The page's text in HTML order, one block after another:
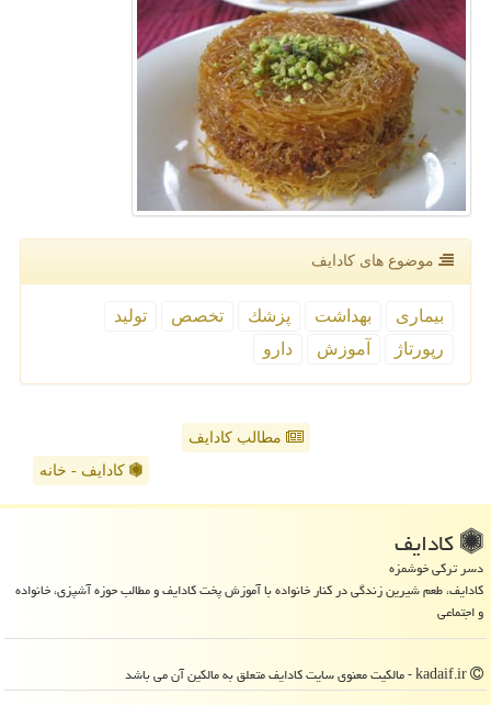
موضوع های كادایف
بیماری بهداشت پزشك تخصص
تولید
رپورتاژ
آموزش دارو
مطالب کادایف
کادایف - خانه
كادایف
دسر ترکی خوشمزه
کادایف، طعم شیرین زندگی در کنار خانواده با آموزش پخت کادایف و مطالب حوزه آشپزی، خانواده
و اجتماعی